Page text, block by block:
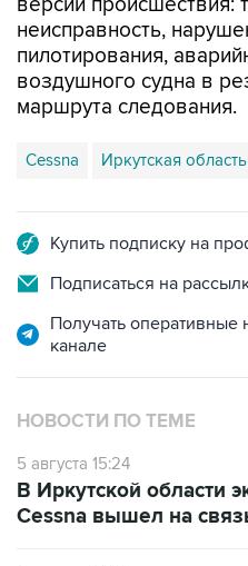
версии происшествия:
неисправность,
пилотирования,
воздушного судна в
маршрута следования.
Cessna Иркутская область
Купить подписку на
Подписаться на
Получать
канале
НОВОСТИ ПО ТЕМЕ
5 августа 15:24
В Иркутской области
Cessna вышел на